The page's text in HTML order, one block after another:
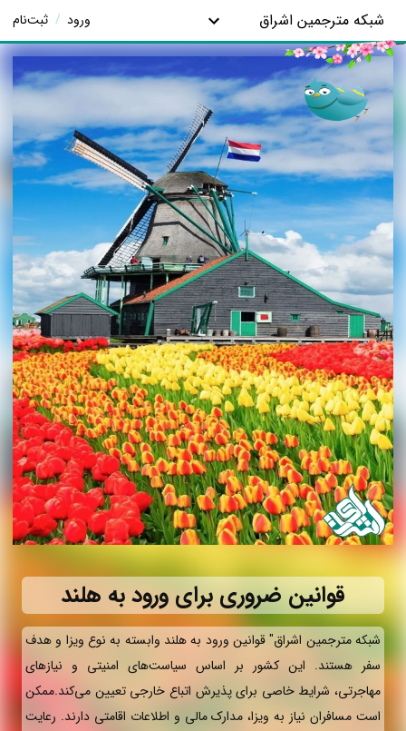
شبکه مترجمین اشراق ورود / ثبت‌نام
قوانین ضروری برای ورود به هلند
شبکه مترجمین اشراق" قوانین ورود به هلند وابسته به نوع ویزا و هدف
سفر هستند. این کشور بر اساس سیاست‌های امنیتی و نیازهای
مهاجرتی، شرایط خاصی برای پذیرش اتباع خارجی تعیین می‌کند.ممکن
است مسافران نیاز به ویزا، مدارک مالی و اطلاعات اقامتی دارند. رعایت